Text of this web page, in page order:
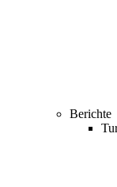
Berichte